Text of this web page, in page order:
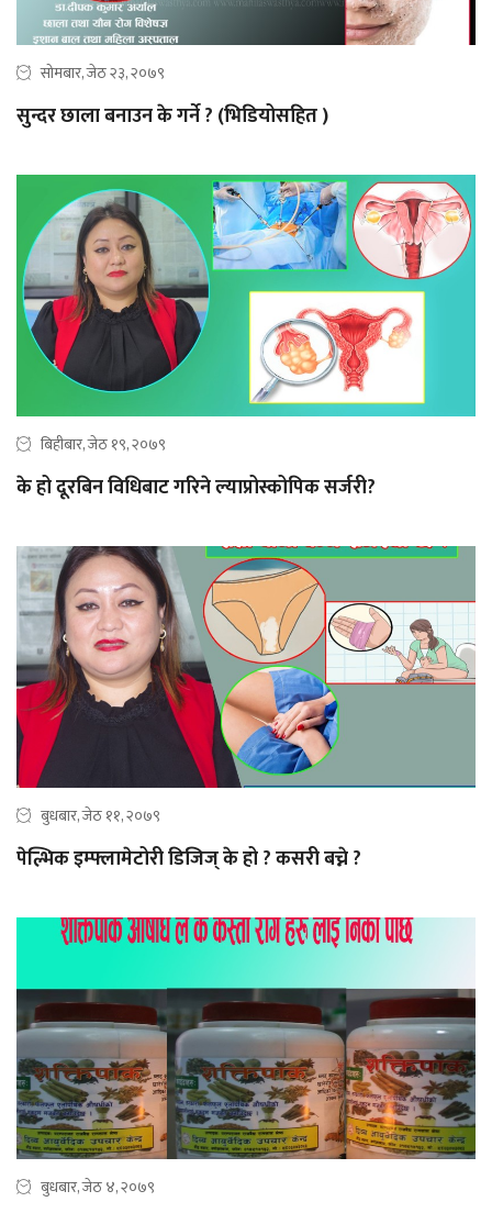
सोमबार, जेठ २३, २०७९
सुन्दर छाला बनाउन के गर्ने ? (भिडियोसहित )
बिहीबार, जेठ १९, २०७९
के हो दूरबिन विधिबाट गरिने ल्याप्रोस्कोपिक सर्जरी?
बुधबार, जेठ ११, २०७९
पेल्भिक इम्फ्लामेटोरी डिजिज् के हो ? कसरी बच्ने ?
बुधबार, जेठ ४, २०७९